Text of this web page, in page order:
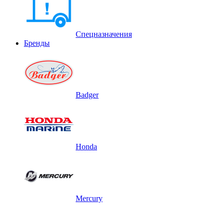
Спецназначения
Бренды
Badger
Honda
Mercury